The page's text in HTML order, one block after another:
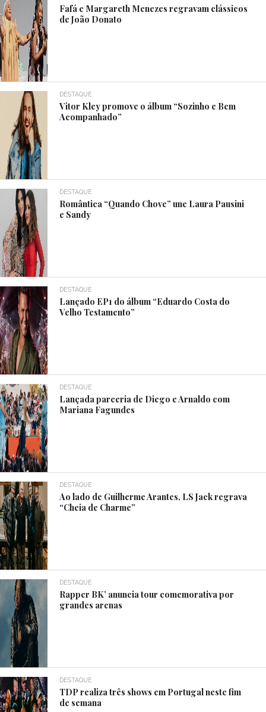
Fafá e Margareth Menezes regravam clássicos
de João Donato
DESTAQUE
Vitor Kley promove o álbum “Sozinho e Bem
Acompanhado”
DESTAQUE
Romântica “Quando Chove” une Laura Pausini
e Sandy
DESTAQUE
Lançado EP1 do álbum “Eduardo Costa do
Velho Testamento”
DESTAQUE
Lançada parceria de Diego e Arnaldo com
Mariana Fagundes
DESTAQUE
Ao lado de Guilherme Arantes, LS Jack regrava
“Cheia de Charme”
DESTAQUE
Rapper BK’ anuncia tour comemorativa por
grandes arenas
DESTAQUE
TDP realiza três shows em Portugal neste fim
de semana